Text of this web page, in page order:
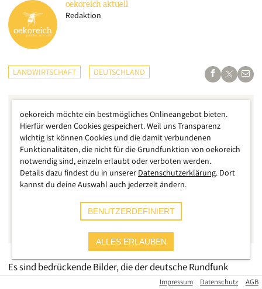
oekoreich aktuell
Redaktion
LANDWIRTSCHAFT DEUTSCHLAND
Es sind bedrückende Bilder, die der deutsche Rundfunk
kürzlich ausstrahlte. PlusMinus sprach mit einer Bäuerin aus
Impressum Datenschutz AGB
oekoreich möchte ein bestmögliches Onlineangebot bieten.
Hierfür werden Cookies gespeichert. Weil uns Transparenz
wichtig ist können Cookies und die damit verbundenen
Funktionalitäten, die nicht für die Grundfunktion von oekoreich
notwendig sind, einzeln erlaubt oder verboten werden.
Details dazu findest du in unserer Datenschutzerklärung. Dort
kannst du deine Auswahl auch jederzeit ändern.
BENUTZERDEFINIERT
ALLES ERLAUBEN